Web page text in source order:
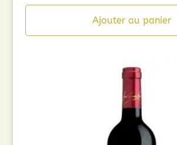
Ajouter au panier